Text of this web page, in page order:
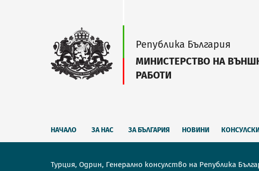
Република България
МИНИСТЕРСТВО НА
РАБОТИ
НАЧАЛО ЗА НАС ЗА БЪЛГАРИЯ НОВИНИ
Турция, Одрин, Генерално консулство на Република